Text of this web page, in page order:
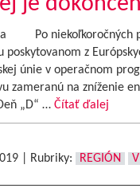
niekoľkoročných
z
únie v operačnom
zameranú na zníženie
„D“ … Čítať ďalej
| Rubriky: REGIÓN